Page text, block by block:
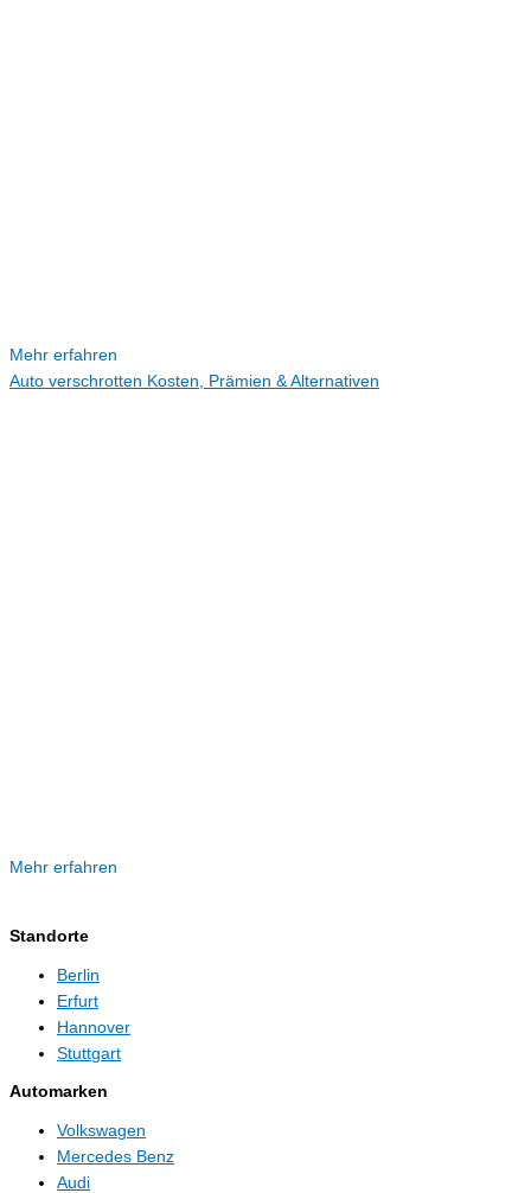
Mehr erfahren
Auto verschrotten Kosten, Prämien & Alternativen
Mehr erfahren
Standorte
Berlin
Erfurt
Hannover
Stuttgart
Automarken
Volkswagen
Mercedes Benz
Audi